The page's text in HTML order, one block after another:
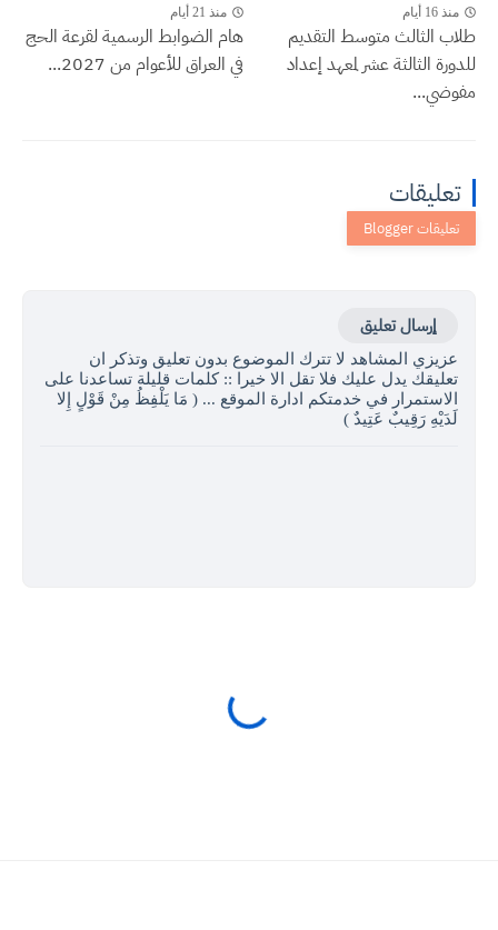
منذ 16 أيام
طلاب الثالث متوسط التقديم
للدورة الثالثة عشر لمعهد إعداد
مفوضي...
منذ 21 أيام
هام الضوابط الرسمية لقرعة الحج
في العراق للأعوام من 2027...
تعليقات
إرسال تعليق
عزيزي المشاهد لا تترك الموضوع بدون تعليق وتذكر ان
تعليقك يدل عليك فلا تقل الا خيرا :: كلمات قليلة تساعدنا على
الاستمرار في خدمتكم ادارة الموقع ... ( مَا يَلْفِظُ مِنْ قَوْلٍ إِلا
لَدَيْهِ رَقِيبٌ عَتِيدٌ )